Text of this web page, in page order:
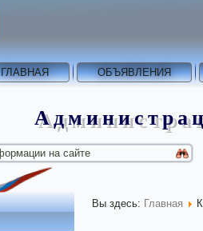
ГЛАВНАЯ ОБЪЯВЛЕНИЯ
Вы здесь: Главная